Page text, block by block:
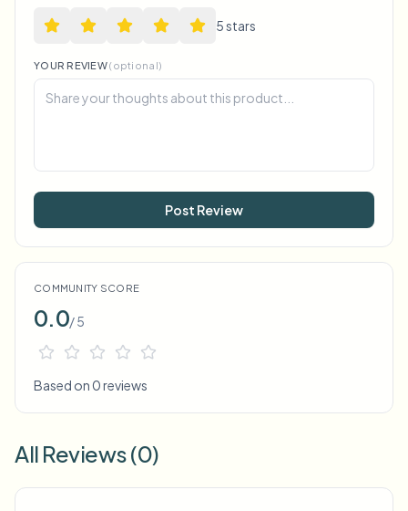
5stars
YOUR REVIEW(optional)
Post Review
COMMUNITY SCORE
0.0/ 5
Based on 0 reviews
All Reviews (0)